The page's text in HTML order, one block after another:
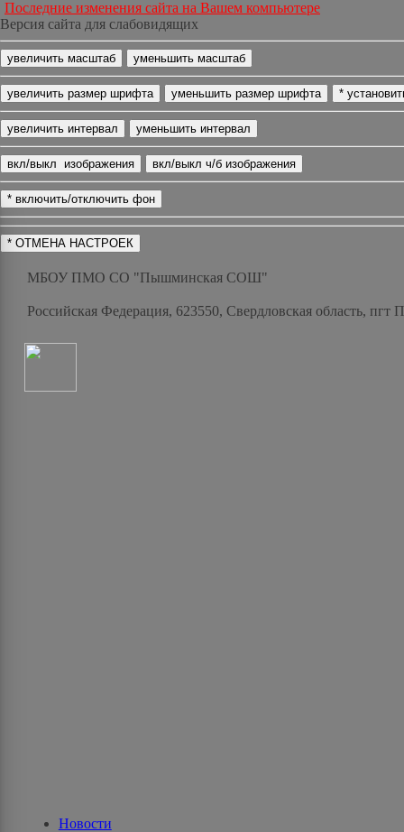
Последние изменения сайта на Вашем компьютере
Версия сайта для слабовидящих
МБОУ ПМО СО "Пышминская СОШ"
Российская Федерация, 623550, Свердловская область,
Новости